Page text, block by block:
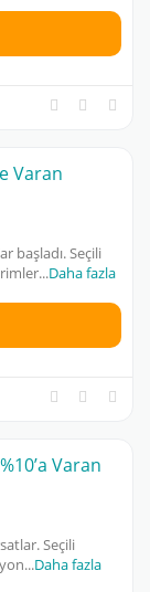
Varan
başladı. Seçili
...Daha fazla
Varan
Seçili
...Daha fazla